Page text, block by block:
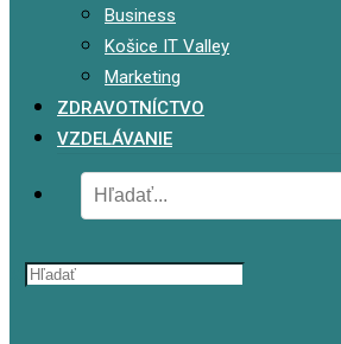
Business
Košice IT Valley
Marketing
ZDRAVOTNÍCTVO
VZDELÁVANIE